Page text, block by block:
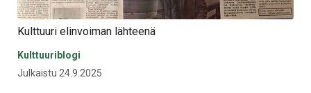
Kulttuuri elinvoiman lähteenä
Kulttuuriblogi
Julkaistu 24.9.2025